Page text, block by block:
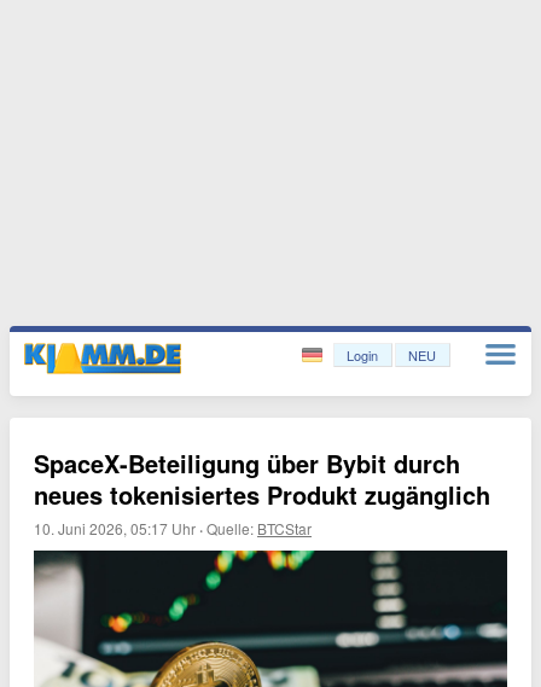
Login NEU
SpaceX-Beteiligung über Bybit durch
neues tokenisiertes Produkt zugänglich
10. Juni 2026, 05:17 Uhr ·Quelle: BTCStar